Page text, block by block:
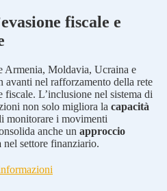
fiscale e
Armenia, Moldavia, Ucraina e
avanti nel rafforzamento della rete
fiscale. L’inclusione nel sistema di
non solo migliora la capacità
monitorare i movimenti
anche un approccio
nel settore finanziario.